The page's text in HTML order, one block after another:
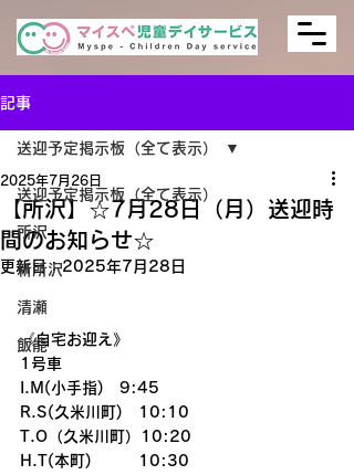
記事
送迎予定掲示板（全て表示）
所沢
新所沢
清瀬
飯能
送迎予定掲示板（全て表示）
【所沢】☆7月28日（月）送迎時
間のお知らせ☆
2025年7月26日
更新日：2025年7月28日
《自宅お迎え》
1号車
I.M(小手指)　9:45
R.S(久米川町)　10:10
T.O（久米川町）10:20
H.T(本町)　　　10:30